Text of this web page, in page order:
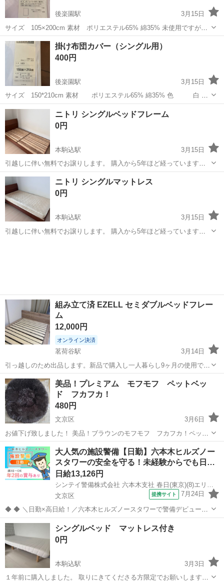
後楽園駅
3月15日
サイズ 105×200cm 素材 ポリエステル65% 綿35% 未使用ですが、
経年劣化はお許しください。
東京 文京区 後楽園駅 敷布団
掛け布団カバー（シングル用）
400円
後楽園駅
3月15日
サイズ 150*210cm 素材 ポリエステル65% 綿35% 色 白 未
使用未開封ですが、年月が経ってるので、色褪せ感ご容赦ください。
東京 文京区 後楽園駅 ベッド 掛け布団
ニトリ シングルベッドフレーム
0円
本駒込駅
3月15日
引越しに伴い無料でお譲りします。 購入から5年ほど経っています
が、大きな傷・汚れ等はありません。 縦幅:200cm 横幅:100cm 高
さ:85cm マットレスも分けて無料で出品中です。合わせてのお引き取
り大歓迎です。 ...
東京 文京区 本駒込駅 ベッド フレーム
ニトリ シングルマットレス
0円
本駒込駅
3月15日
引越しに伴い無料でお譲りします。 購入から5年ほど経っています
組み立て済 EZELL セミダブルベッドフレー
ム
12,000円
オンライン決済
茗荷谷駅
3月14日
引っ越しのため出品します。新品で購入し一人暮らし9ヶ月の使用で、
比較的きれいな状態です✨ シンプルモダンなデザインのEZELLセミダ
ブルベッドフレーム、脚付きで高めのスタイル。組み立て済み。 3階
です。 - ブランド...
東京 文京区 茗荷谷駅
セミダブルベッドフレーム
美品！プレミアム モフモフ ペットベッ
ド フカフカ！
480円
文京区
3月6日
お値下げ致しました！ 美品！ブラウンのモフモフ フカフカ！ペット
ベッドです シリーズ4万個売り上げたお品との情報が商品タグについ
ております 幅50ｃｍ 奥行50cm 高さ13cm 裏側にはすべりどめがつい
ています...
東京 文京区 ベッド
大人気の施設警備【日勤】六本木ヒルズノー
スタワーの安全を守る！未経験からでも日…
日給13,126円
文京区
提携サイト 7月24日
◆ ◆ ＼日勤×高日給！／六本木ヒルズノースタワーで警備デビューし
ませんか？ 大人気の施設警備♪綺麗な施設で働こう★ 六本木駅直結で
通勤楽々♪ 休憩時間はたっぷり2h◎ 空調完備の快適環境で無理なく働
ける！ ＼未経験ス...
東京 文京区 警備員
シングルベッド マットレス付き
0円
本駒込駅
3月3日
１年前に購入しました。 取りにきてくださる方限定でお願いします。